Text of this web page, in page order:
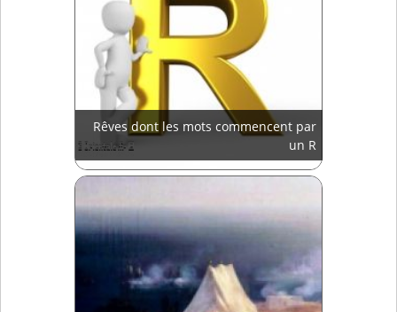
Rêves dont les mots commencent par
un R